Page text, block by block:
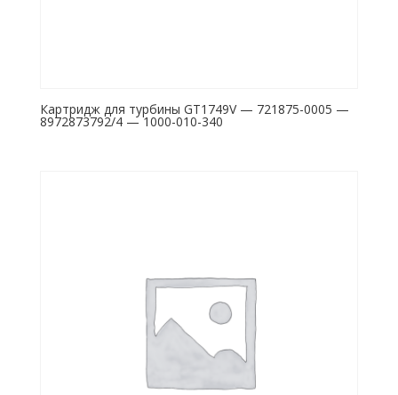
Картридж для турбины GT1749V — 721875-0005 —
8972873792/4 — 1000-010-340